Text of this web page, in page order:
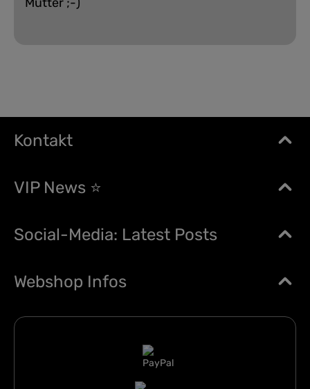
Kontakt
VIP News ⭐
Social-Media: Latest Posts
Webshop Infos